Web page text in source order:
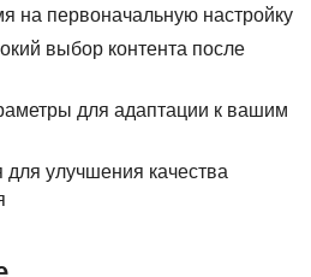
на первоначальную настройку
выбор контента после
для адаптации к вашим
улучшения качества